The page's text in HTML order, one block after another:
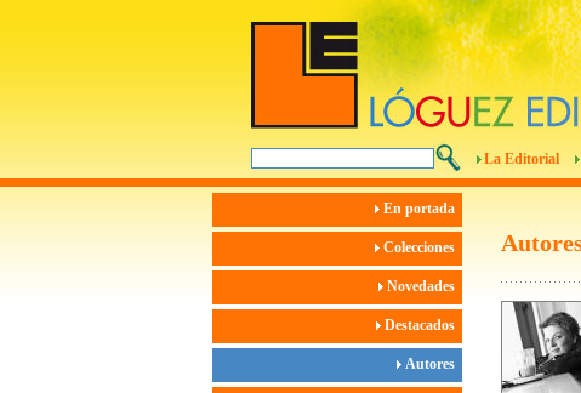
La Editorial
En portada
Colecciones
Novedades
Destacados
Autores